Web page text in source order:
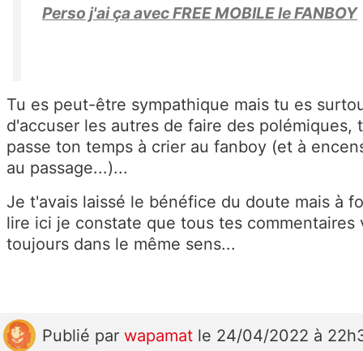
Perso j'ai ça avec FREE MOBILE le FANBOY
Tu es peut-être sympathique mais tu es
d'accuser les autres de faire des polémiques,
passe ton temps à crier au fanboy (et à
au passage...)...
Je t'avais laissé le bénéfice du doute mais à
lire ici je constate que tous tes commentaires
toujours dans le même sens...
Publié par wapamat le 24/04/2022 à